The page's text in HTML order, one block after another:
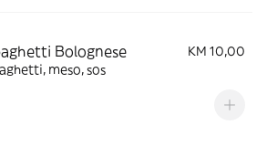
Bolognese
KM 10,00
meso, sos